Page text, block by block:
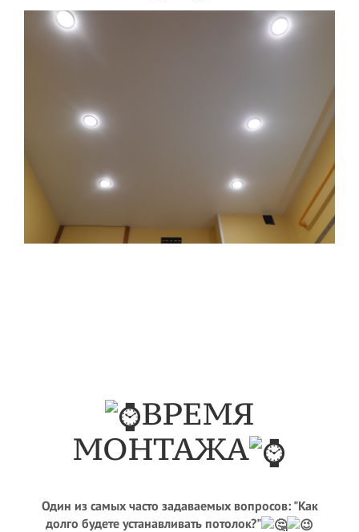
ВРЕМЯ
МОНТАЖА
Один из самых часто задаваемых вопросов: "Как
долго будете устанавливать потолок?"